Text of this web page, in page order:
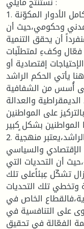
1. نجاح التنمية الشاملة وإدامتها تتطلّب تكامل الأدوار المكوّنة
وحكومي،حيث أن
أن يحقق التنمية
وكفءِ لمتطلّبات
إقتصادية أو
يأتي الحكم الراشد
أُسس من الشفافية
والعدالة
على المواطنين
بشكل ٍكبير.
2. إن تكامل الأدوار بين مكوّنات الحكم الراشد،يعتبر منهجية
الإقتصادي والسياسي
أن التحديات التي
تشكّل عِبئاًعلى تلك
وتخطي تلك التحديات
الخاص في
على التنافسية في
الفعّالة في تحقيق